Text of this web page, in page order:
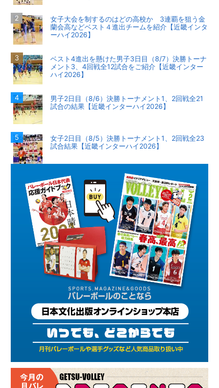
女子大会を制するのはどの高校か 3連覇を狙う金
蘭会高などベスト４進出チームを紹介【近畿インタ
ーハイ2026】
ベスト4進出を懸けた男子3日目（8/7）決勝トーナ
メント3、4回戦全12試合をご紹介【近畿インター
ハイ2026】
男子2日目（8/6）決勝トーナメント1、2回戦全21
試合の結果【近畿インターハイ2026】
女子2日目（8/5）決勝トーナメント1、2回戦全23
試合結果【近畿インターハイ2026】